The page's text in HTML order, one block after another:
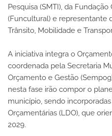
Pesquisa (SMTI), da
(Funcultural) e representante
Trânsito, Mobilidade e
A iniciativa integra o
coordenada pela Secretaria
Orçamento e Gestão
nesta fase irão compor o
município, sendo
Orçamentárias (LDO), que
2029.